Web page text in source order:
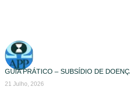
GUIA PRÁTICO – SUBSÍDIO DE
21 Julho, 2026